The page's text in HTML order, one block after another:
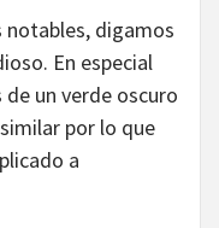
notables, digamos
En especial
un verde oscuro
por lo que
a